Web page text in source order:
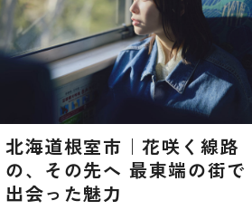
北海道根室市｜花咲く線路
の、その先へ 最東端の街で
出会った魅力